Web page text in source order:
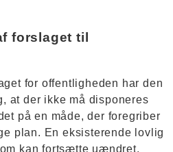
forslaget til
for offentligheden har den
at der ikke må disponeres
på en måde, der foregriber
plan. En eksisterende lovlig
kan fortsætte uændret.